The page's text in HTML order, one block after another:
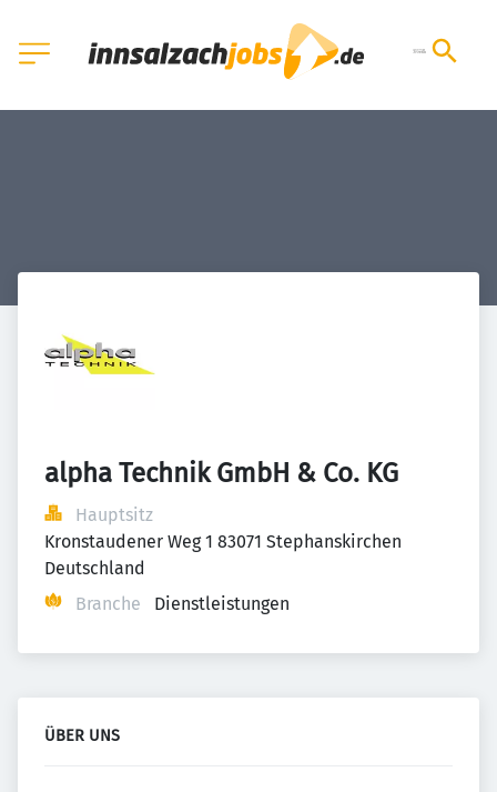
alpha Technik GmbH & Co. KG
Hauptsitz
Kronstaudener Weg 1 83071 Stephanskirchen
Deutschland
Branche
Dienstleistungen
ÜBER UNS